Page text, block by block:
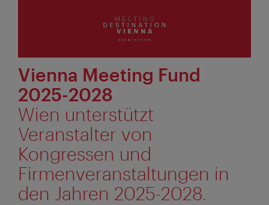
Vienna Meeting Fund
2025-2028
Wien unterstützt
Veranstalter von
Kongressen und
Firmenveranstaltungen in
den Jahren 2025-2028.